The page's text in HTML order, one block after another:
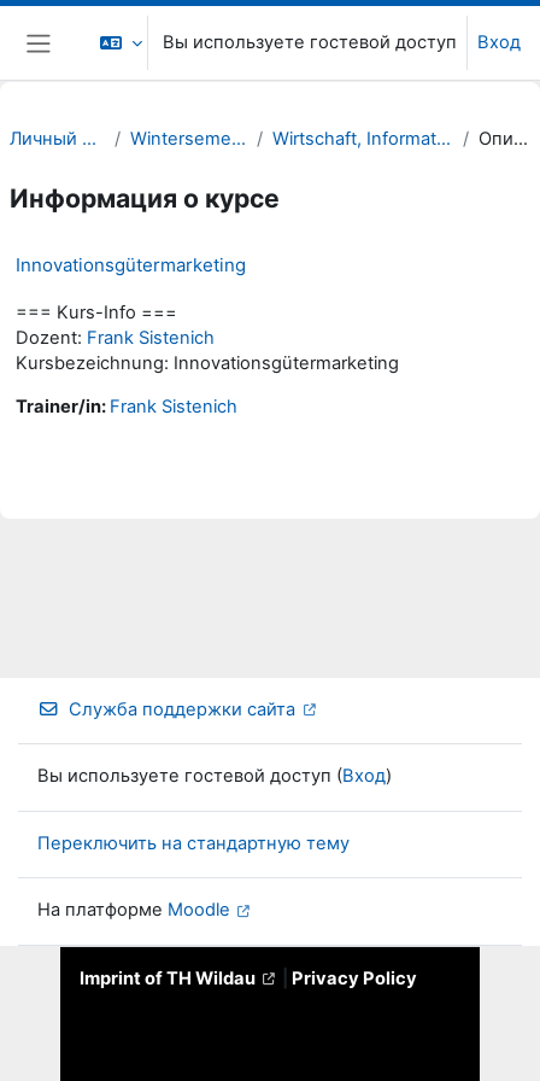
Перейти к основному содержанию
Боковая панель
Вы используете гостевой доступ Вход
Личный кабинет Wintersemester 23/24 Wirtschaft, Informatik, Recht (WIR) Описание
Информация о курсе
Innovationsgütermarketing
=== Kurs-Info ===
Dozent: Frank Sistenich
Kursbezeichnung: Innovationsgütermarketing
Trainer/in: Frank Sistenich
Служба поддержки сайта
Вы используете гостевой доступ (Вход)
Переключить на стандартную тему
На платформе Moodle
Imprint of TH Wildau Privacy Policy